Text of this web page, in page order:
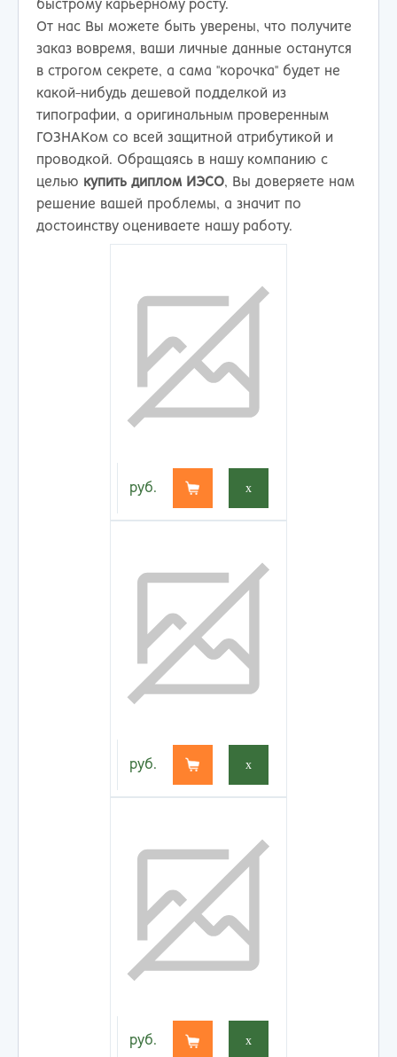
быстрому карьерному росту.
От нас Вы можете быть уверены, что получите
заказ вовремя, ваши личные данные останутся
в строгом секрете, а сама "корочка" будет не
какой-нибудь дешевой подделкой из
типографии, а оригинальным проверенным
ГОЗНАКом со всей защитной атрибутикой и
проводкой. Обращаясь в нашу компанию с
целью купить диплом ИЭСО, Вы доверяете нам
решение вашей проблемы, а значит по
достоинству оцениваете нашу работу.
руб. x
руб. x
руб. x